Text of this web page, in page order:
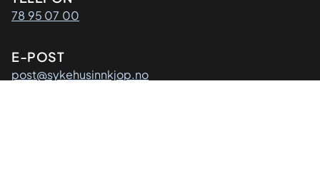
78 95 07 00
E-POST
post@sykehusinnkjop.no